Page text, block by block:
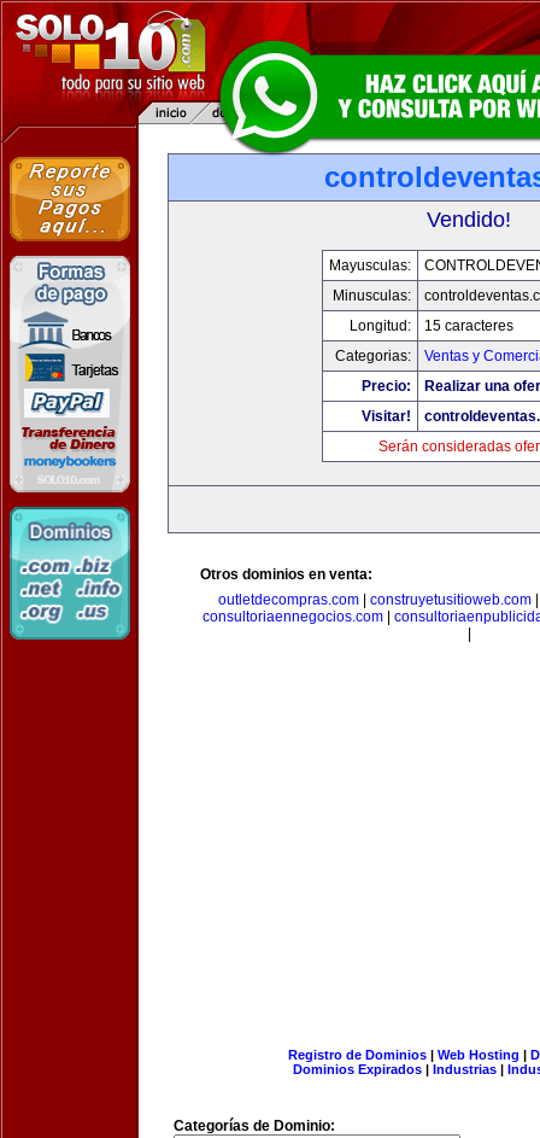
Vendido!
Mayusculas:
Minusculas:
Longitud:
15 caracteres
Categorias:
Ventas y
Precio:
Realizar una
Visitar!
Serán consideradas
Otros dominios en venta:
outletdecompras.com
construyetusitioweb.com
consultoriaennegocios.com|
Registro de Dominios| Web Hosting |
Dominios Expirados | Industrias |
Categorías de Dominio: